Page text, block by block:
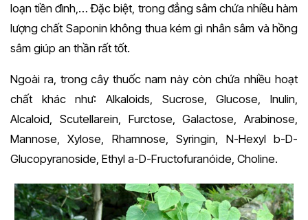
loạn tiền đình,… Đặc biệt, trong đẳng sâm chứa nhiều hàm
lượng chất Saponin không thua kém gì nhân sâm và hồng
sâm giúp an thần rất tốt.
Ngoài ra, trong cây thuốc nam này còn chứa nhiều hoạt
chất khác như: Alkaloids, Sucrose, Glucose, Inulin,
Alcaloid, Scutellarein, Furctose, Galactose, Arabinose,
Mannose, Xylose, Rhamnose, Syringin, N-Hexyl b-D-
Glucopyranoside, Ethyl a-D-Fructofuranóide, Choline.